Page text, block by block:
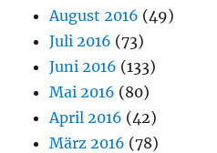
August 2016 (49)
Juli 2016 (73)
Juni 2016 (133)
Mai 2016 (80)
April 2016 (42)
März 2016 (78)